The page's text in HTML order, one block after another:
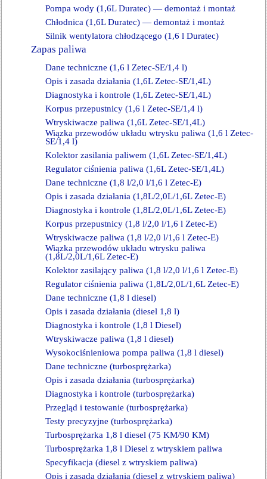
Pompa wody (1,6L Duratec) — demontaż i montaż
Chłodnica (1,6L Duratec) — demontaż i montaż
Silnik wentylatora chłodzącego (1,6 l Duratec)
Zapas paliwa
Dane techniczne (1,6 l Zetec-SE/1,4 l)
Opis i zasada działania (1,6L Zetec-SE/1,4L)
Diagnostyka i kontrole (1,6L Zetec-SE/1,4L)
Korpus przepustnicy (1,6 l Zetec-SE/1,4 l)
Wtryskiwacze paliwa (1,6L Zetec-SE/1,4L)
Wiązka przewodów układu wtrysku paliwa (1,6 l Zetec-
SE/1,4 l)
Kolektor zasilania paliwem (1,6L Zetec-SE/1,4L)
Regulator ciśnienia paliwa (1,6L Zetec-SE/1,4L)
Dane techniczne (1,8 l/2,0 l/1,6 l Zetec-E)
Opis i zasada działania (1,8L/2,0L/1,6L Zetec-E)
Diagnostyka i kontrole (1,8L/2,0L/1,6L Zetec-E)
Korpus przepustnicy (1,8 l/2,0 l/1,6 l Zetec-E)
Wtryskiwacze paliwa (1,8 l/2,0 l/1,6 l Zetec-E)
Wiązka przewodów układu wtrysku paliwa
(1,8L/2,0L/1,6L Zetec-E)
Kolektor zasilający paliwa (1,8 l/2,0 l/1,6 l Zetec-E)
Regulator ciśnienia paliwa (1,8L/2,0L/1,6L Zetec-E)
Dane techniczne (1,8 l diesel)
Opis i zasada działania (diesel 1,8 l)
Diagnostyka i kontrole (1,8 l Diesel)
Wtryskiwacze paliwa (1,8 l diesel)
Wysokociśnieniowa pompa paliwa (1,8 l diesel)
Dane techniczne (turbosprężarka)
Opis i zasada działania (turbosprężarka)
Diagnostyka i kontrole (turbosprężarka)
Przegląd i testowanie (turbosprężarka)
Testy precyzyjne (turbosprężarka)
Turbosprężarka 1,8 l diesel (75 KM/90 KM)
Turbosprężarka 1,8 l Diesel z wtryskiem paliwa
Specyfikacja (diesel z wtryskiem paliwa)
Opis i zasada działania (diesel z wtryskiem paliwa)